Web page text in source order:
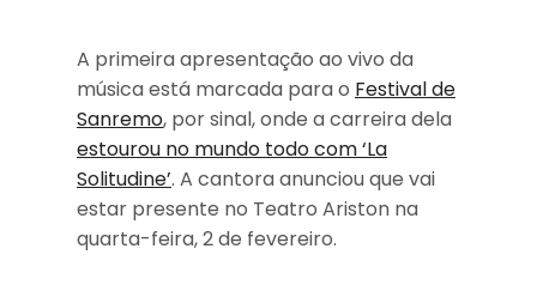
A primeira apresentação ao vivo da
música está marcada para o Festival de
Sanremo, por sinal, onde a carreira dela
estourou no mundo todo com ‘La
Solitudine’. A cantora anunciou que vai
estar presente no Teatro Ariston na
quarta-feira, 2 de fevereiro.